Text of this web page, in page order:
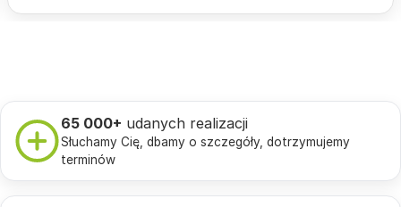
65 000+ udanych realizacji
Słuchamy Cię, dbamy o szczegóły, dotrzymujemy
terminów